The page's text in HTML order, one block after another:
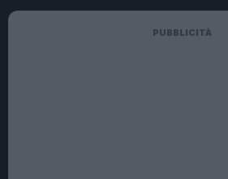
PUBBLICITÀ